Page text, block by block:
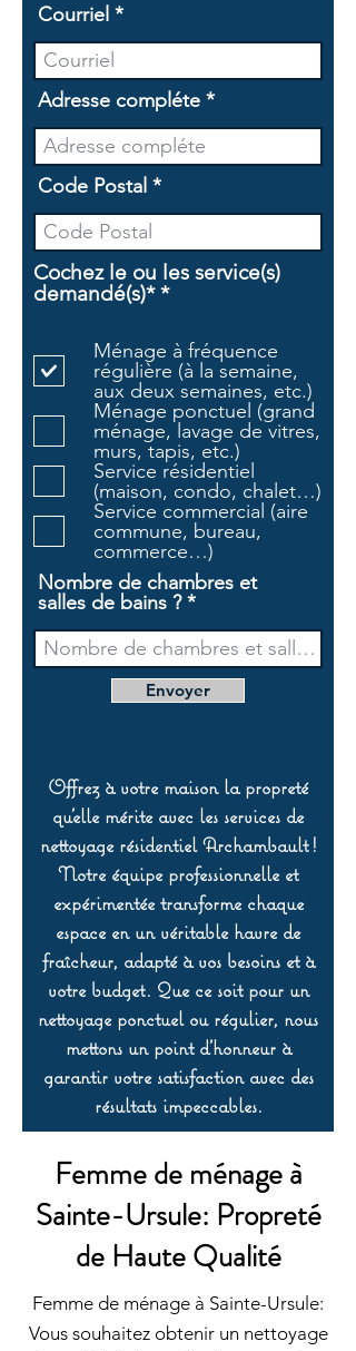
Courriel
Adresse compléte
Code Postal
Cochez le ou les service(s)
demandé(s)* *O
g
a
t
o
i
r
e
Ménage à fréquence
régulière (à la semaine,
aux deux semaines, etc.)
Ménage ponctuel (grand
ménage, lavage de vitres,
murs, tapis, etc.)
Service résidentiel
(maison, condo, chalet…)
Service commercial (aire
commune, bureau,
commerce…)
Nombre de chambres et
salles de bains ?
Envoyer
Offrez à votre maison la propreté
qu’elle mérite avec les services de
nettoyage résidentiel Archambault !
Notre équipe professionnelle et
expérimentée transforme chaque
espace en un véritable havre de
fraîcheur, adapté à vos besoins et à
votre budget. Que ce soit pour un
nettoyage ponctuel ou régulier, nous
mettons un point d’honneur à
garantir votre satisfaction avec des
résultats impeccables.
Femme de ménage à
Sainte-Ursule: Propreté
de Haute Qualité
Femme de ménage à Sainte-Ursule:
Vous souhaitez obtenir un nettoyage